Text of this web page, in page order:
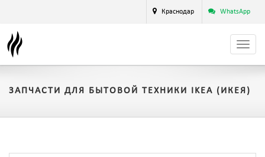
Краснодар WhatsApp
ЗАПЧАСТИ ДЛЯ БЫТОВОЙ ТЕХНИКИ IKEA (ИКЕЯ)